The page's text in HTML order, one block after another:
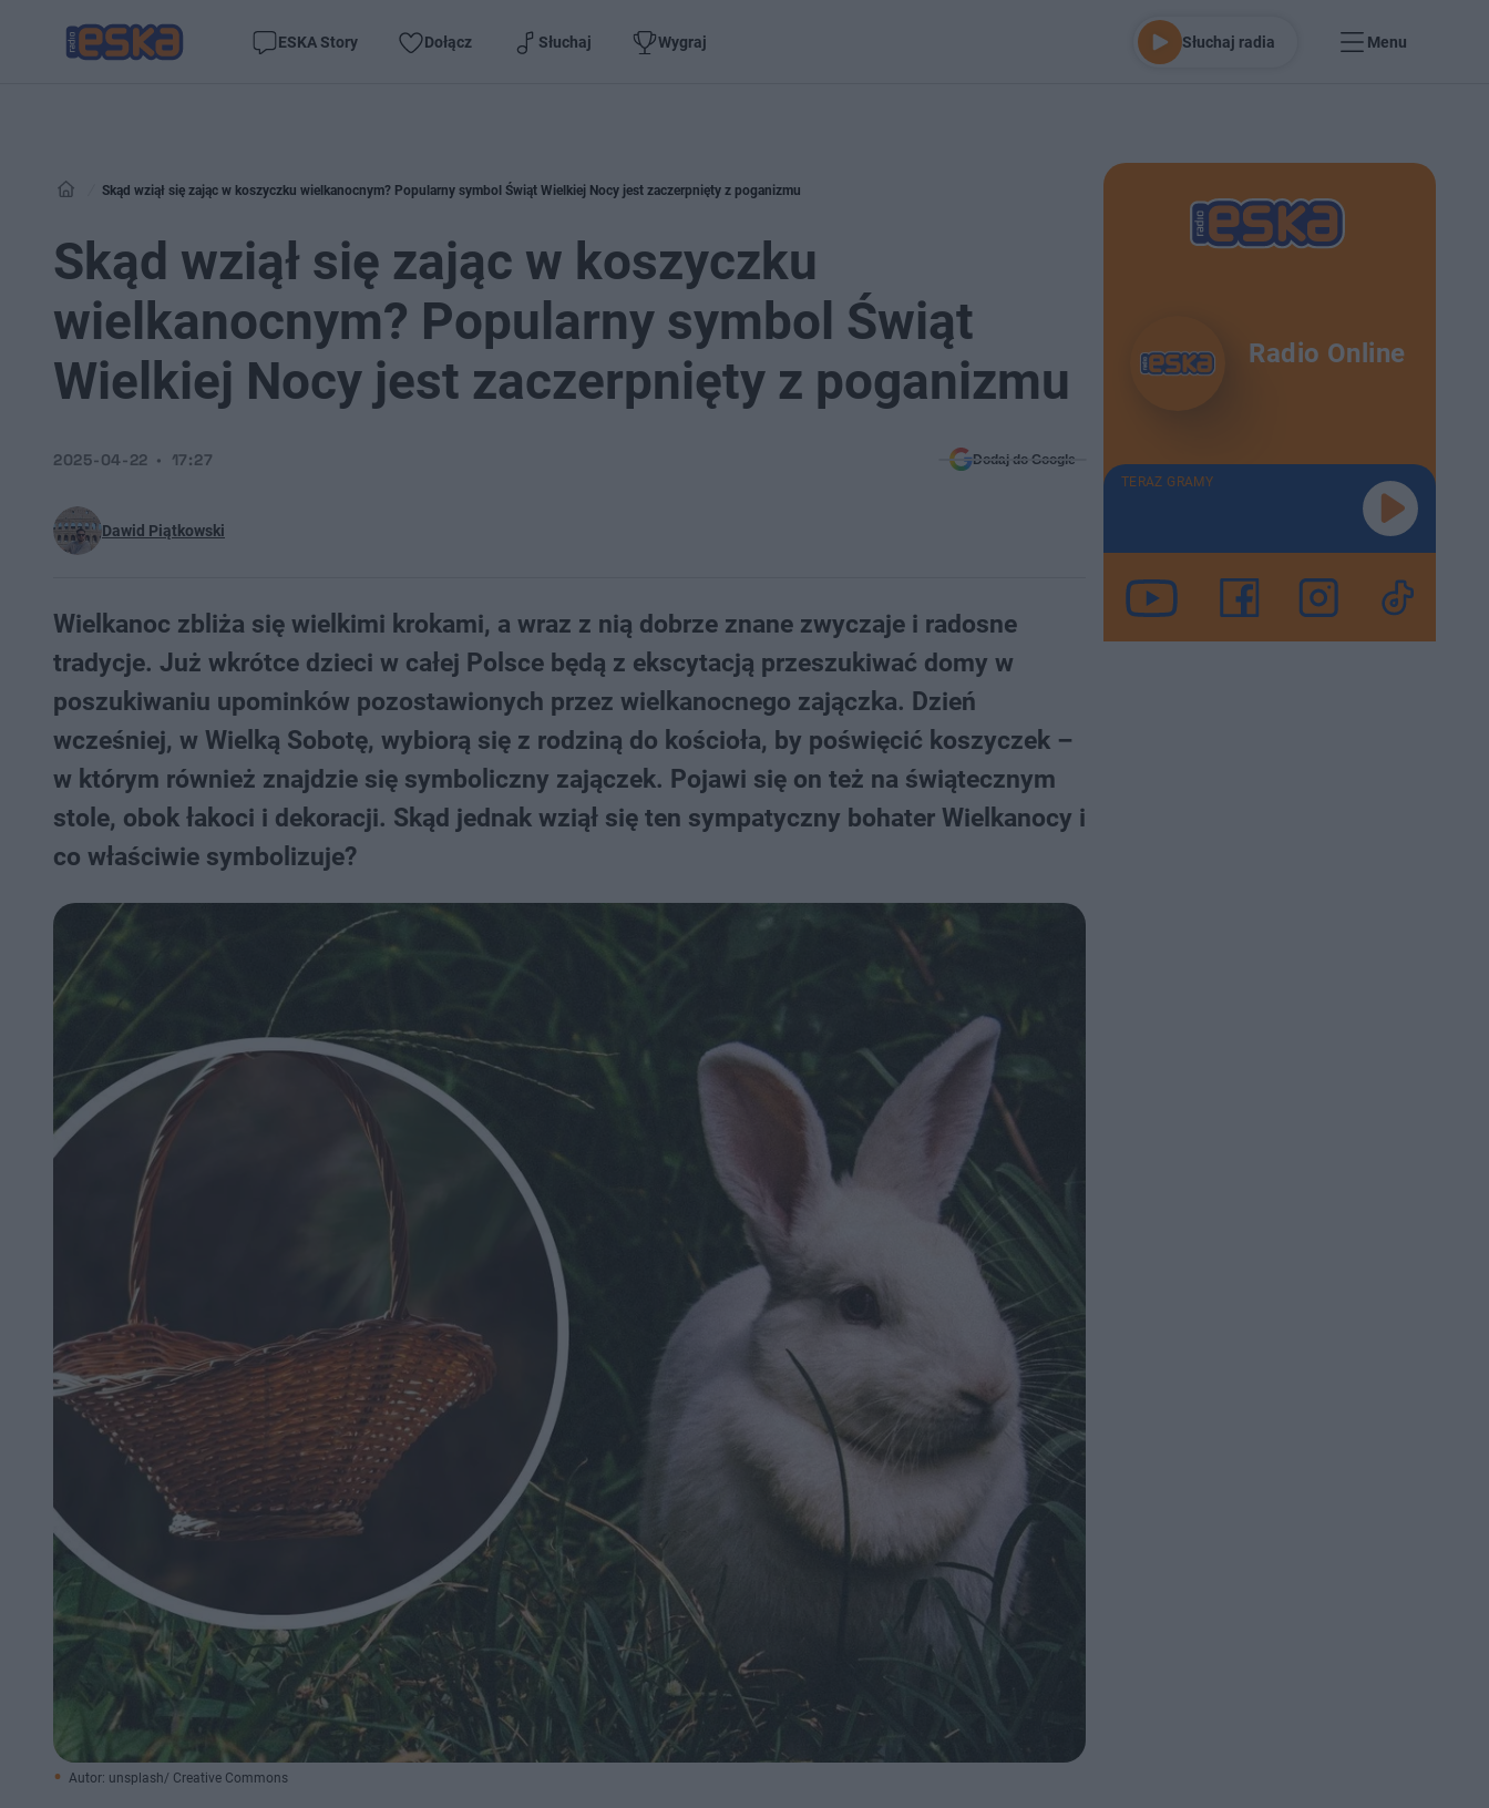
ESKA Story Dołącz Słuchaj Wygraj Słuchaj radia Menu
Skąd wziął się zając w koszyczku wielkanocnym? Popularny symbol Świąt Wielkiej Nocy jest zaczerpnięty z poganizmu
Skąd wziął się zając w koszyczku
wielkanocnym? Popularny symbol Świąt
Wielkiej Nocy jest zaczerpnięty z poganizmu
Dawid Piątkowski
2025-04-22 17:27 Dodaj do Google
Wielkanoc zbliża się wielkimi krokami, a wraz z nią dobrze znane zwyczaje i radosne
tradycje. Już wkrótce dzieci w całej Polsce będą z ekscytacją przeszukiwać domy w
poszukiwaniu upominków pozostawionych przez wielkanocnego zajączka. Dzień
wcześniej, w Wielką Sobotę, wybiorą się z rodziną do kościoła, by poświęcić koszyczek –
w którym również znajdzie się symboliczny zajączek. Pojawi się on też na świątecznym
stole, obok łakoci i dekoracji. Skąd jednak wziął się ten sympatyczny bohater Wielkanocy i
co właściwie symbolizuje?
Autor: unsplash/ Creative Commons
Radio Online
TERAZ GRAMY